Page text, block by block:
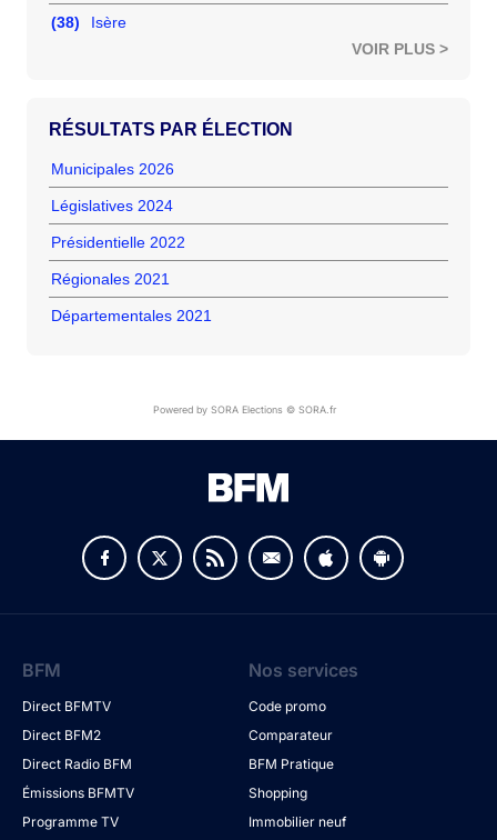
(38)
Isère
VOIR PLUS >
RÉSULTATS PAR ÉLECTION
Municipales 2026
Législatives 2024
Présidentielle 2022
Régionales 2021
Départementales 2021
Powered by SORA Elections © SORA.fr
BFM
Direct BFMTV
Direct BFM2
Direct Radio BFM
Émissions BFMTV
Programme TV
Nos services
Code promo
Comparateur
BFM Pratique
Shopping
Immobilier neuf